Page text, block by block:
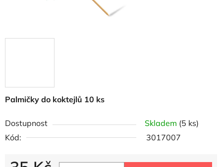
Palmičky do koktejlů 10 ks
Dostupnost Skladem (5 ks)
Kód:
3017007